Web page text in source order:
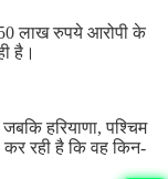
लाख रुपये आरोपी के
है।
हरियाणा, पश्चिम
रही है कि वह किन-